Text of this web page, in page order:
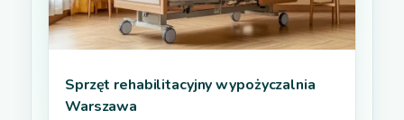
Sprzęt rehabilitacyjny wypożyczalnia
Warszawa